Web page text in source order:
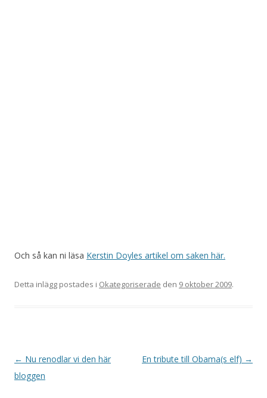
Och så kan ni läsa Kerstin Doyles artikel om saken här.
Detta inlägg postades i Okategoriserade den 9 oktober 2009.
Inläggsnavigering
← Nu renodlar vi den här
bloggen
En tribute till Obama(s elf) →